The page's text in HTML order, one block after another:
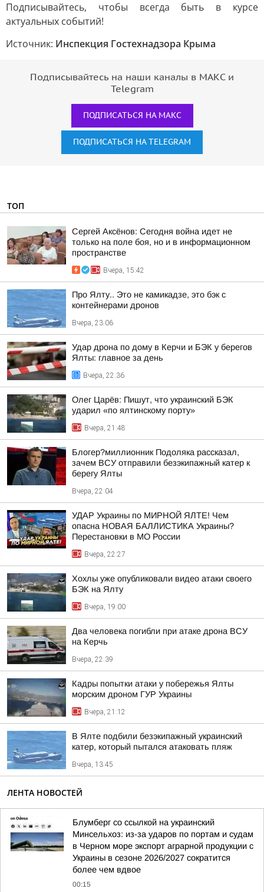
Подписывайтесь, чтобы всегда быть в курсе
актуальных событий!
Источник: Инспекция Гостехнадзора Крыма
Подписывайтесь на наши каналы в МАКС и
Telegram
ПОДПИСАТЬСЯ НА МАКС
ПОДПИСАТЬСЯ НА TELEGRAM
ТОП
Сергей Аксёнов: Сегодня война идет не
только на поле боя, но и в информационном
пространстве
Вчера, 15:42
Про Ялту.. Это не камикадзе, это бэк с
контейнерами дронов
Вчера, 23:06
Удар дрона по дому в Керчи и БЭК у берегов
Ялты: главное за день
Вчера, 22:36
Олег Царёв: Пишут, что украинский БЭК
ударил «по ялтинскому порту»
Вчера, 21:48
Блогер?миллионник Подоляка рассказал,
зачем ВСУ отправили безэкипажный катер к
берегу Ялты
Вчера, 22:04
УДАР Украины по МИРНОЙ ЯЛТЕ! Чем
опасна НОВАЯ БАЛЛИСТИКА Украины?
Перестановки в МО России
Вчера, 22:27
Хохлы уже опубликовали видео атаки своего
БЭК на Ялту
Вчера, 19:00
Два человека погибли при атаке дрона ВСУ
на Керчь
Вчера, 22:39
Кадры попытки атаки у побережья Ялты
морским дроном ГУР Украины
Вчера, 21:12
В Ялте подбили безэкипажный украинский
катер, который пытался атаковать пляж
Вчера, 13:45
ЛЕНТА НОВОСТЕЙ
Блумберг со ссылкой на украинский
Минсельхоз: из-за ударов по портам и судам
в Черном море экспорт аграрной продукции с
Украины в сезоне 2026/2027 сократится
более чем вдвое
00:15